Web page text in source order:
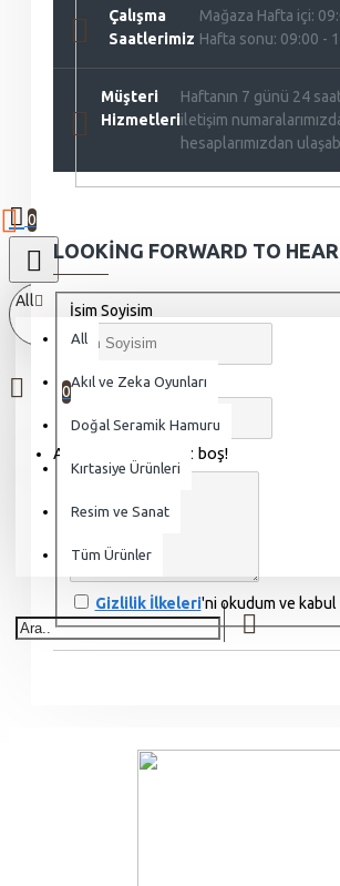
0
All
All
Akıl ve Zeka Oyunları
Doğal Seramik Hamuru
Kırtasiye Ürünleri
Resim ve Sanat
Tüm Ürünler
0 ürün - 0,00TL
0
Alışveriş sepetiniz boş!
Çalışma
Saatlerimiz
Mağaza Hafta içi:
Hafta sonu: 09:00 -
Müşteri
Hizmetleri
Haftanın 7 günü 24
iletişim
hesaplarımızdan
LOOKING FORWARD TO
İsim Soyisim
E-Mail
Mesajınız
Gizlilik İlkeleri'ni okudum ve kabul